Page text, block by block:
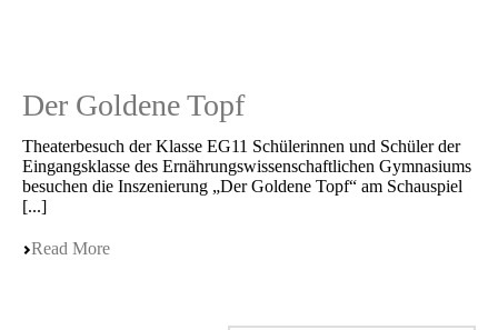
Der Goldene Topf
Theater­be­such der Klasse EG11 Schüle­rin­nen und Schüler der
Eingangs­klas­se des Ernäh­rungs­wis­sen­schaft­li­chen Gymna­si­ums
besuchen die Insze­nie­rung „Der Golde­ne Topf“ am Schau­spiel
[...]
Read More